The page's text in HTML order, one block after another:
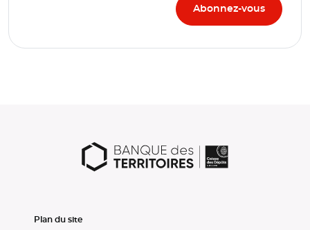
Plan du site